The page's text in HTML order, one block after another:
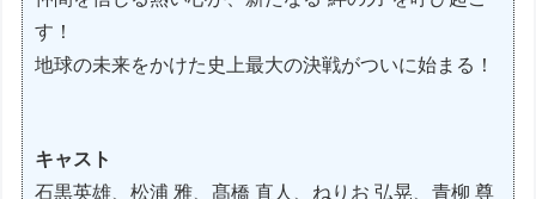
す！
地球の未来をかけた史上最大の決戦がついに始まる！
キャスト
石黒英雄、松浦 雅、髙橋 直人、ねりお 弘晃、青柳 尊